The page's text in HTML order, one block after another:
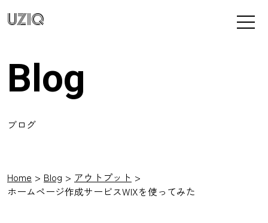
UZIQ
Blog
ブログ
Home Blog
アウトプット
ホームページ作成サービスWIXを使ってみた